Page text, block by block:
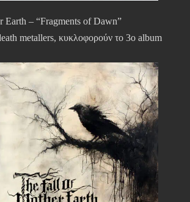
Earth – “Fragments of Dawn”
metallers, κυκλοφορούν το 3ο album